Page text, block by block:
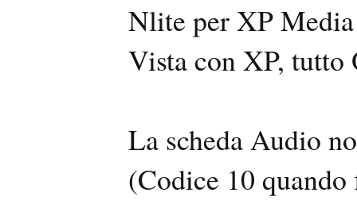
Nlite per XP
Vista con XP, tutto
La scheda Audio
(Codice 10